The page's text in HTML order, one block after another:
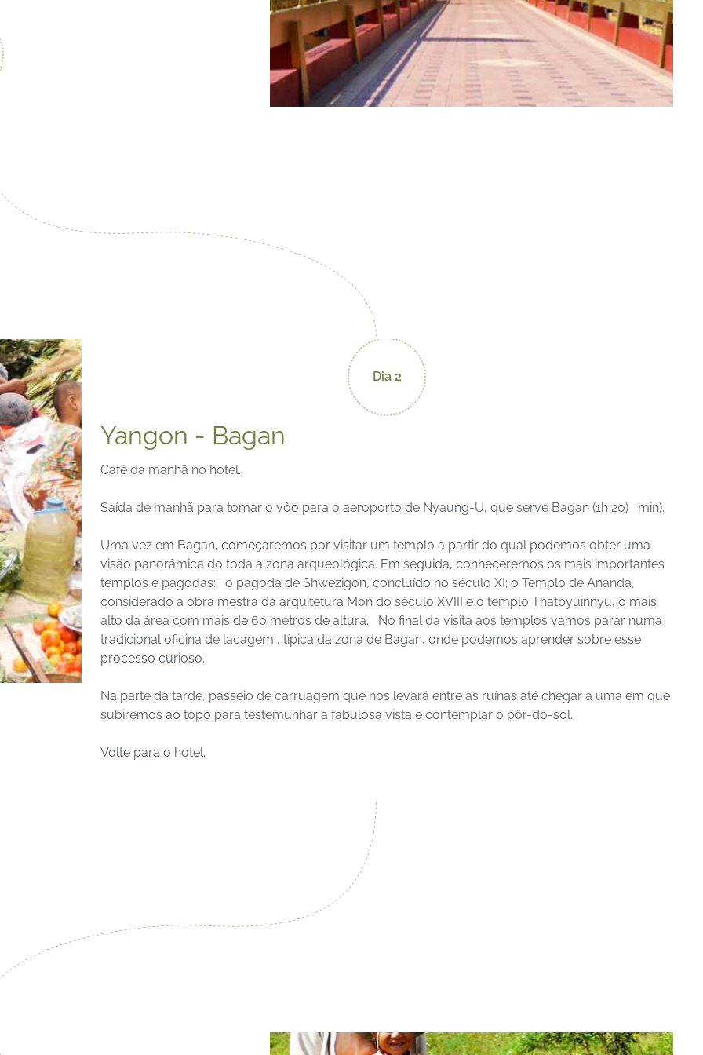
Dia 2
Yangon - Bagan
Café da manhã no hotel.
Saída de manhã para tomar o vôo para o aeroporto de Nyaung-U, que serve Bagan (1h 20) min).
Uma vez em Bagan, começaremos por visitar um templo a partir do qual podemos obter uma
visão panorâmica do toda a zona arqueológica. Em seguida, conheceremos os mais importantes
templos e pagodas:
o pagoda de Shwezigon, concluído no século XI; o Templo de Ananda,
considerado a obra mestra da arquitetura Mon do século XVIII e o templo Thatbyuinnyu, o mais
alto da área com mais de 60 metros de altura.
No final da visita aos templos vamos parar numa
tradicional oficina de lacagem , típica da zona de Bagan, onde podemos aprender sobre esse
processo curioso.
Na parte da tarde, passeio de carruagem que nos levará entre as ruínas até chegar a uma em que
subiremos ao topo para testemunhar a fabulosa vista e contemplar o pôr-do-sol.
Volte para o hotel.